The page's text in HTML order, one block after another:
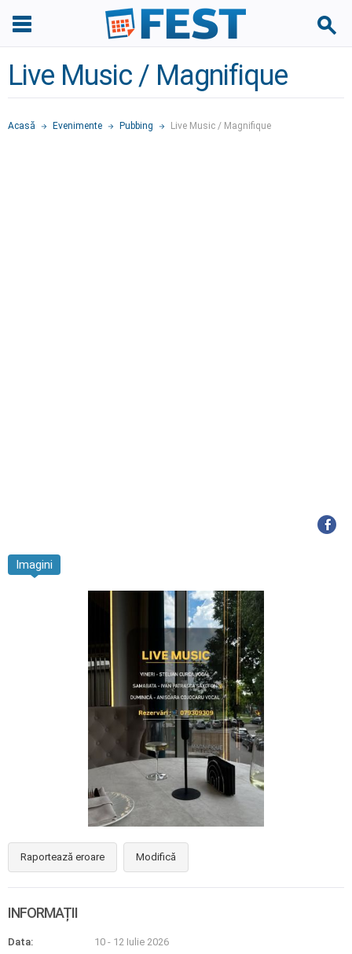
Live Music / Magnifique
Acasă Evenimente Pubbing Live Music / Magnifique
Imagini
Raportează eroare Modifică
INFORMAȚII
Data:
10 - 12 Iulie 2026